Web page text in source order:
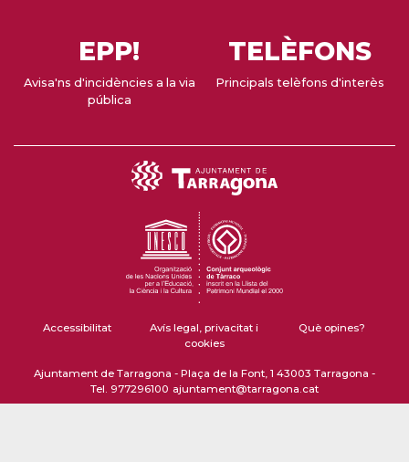
EPP!
Avisa'ns d'incidències a la via
pública
TELÈFONS
Principals telèfons d'interès
Accessibilitat
Avís legal, privacitat i
cookies
Què opines?
Ajuntament de Tarragona - Plaça de la Font, 1 43003 Tarragona -
Tel. 977296100 ajuntament@tarragona.cat